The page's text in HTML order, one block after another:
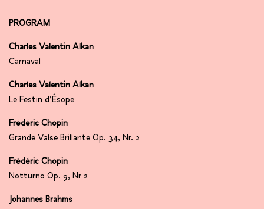
PROGRAM
Charles Valentin Alkan
Carnaval
Charles Valentin Alkan
Le Festin d’Ésope
Frédéric Chopin
Grande Valse Brillante Op. 34, Nr. 2
Frédéric Chopin
Notturno Op. 9, Nr 2
Johannes Brahms